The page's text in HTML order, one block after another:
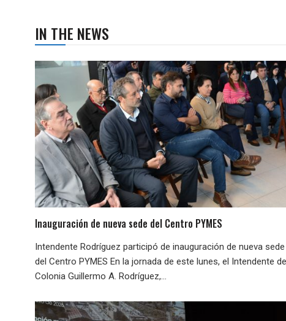
IN THE NEWS
Inauguración de nueva sede del Centro PYMES
Intendente Rodríguez participó de inauguración de nueva sede
del Centro PYMES En la jornada de este lunes, el Intendente de
Colonia Guillermo A. Rodríguez,...